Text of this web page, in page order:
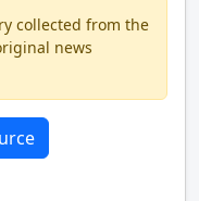
collected from the
news